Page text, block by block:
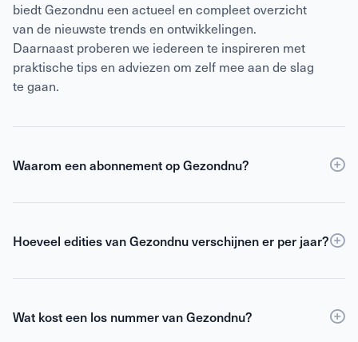
biedt Gezondnu een actueel en compleet overzicht
van de nieuwste trends en ontwikkelingen.
Daarnaast proberen we iedereen te inspireren met
praktische tips en adviezen om zelf mee aan de slag
te gaan.
Waarom een abonnement op Gezondnu?
Eenabonnementop Gezondnu is de slimste keuze
opzichte van losse verkoop én toegang tot de digitale
geïnformeerd en geïnspireerd om het beste uit jezelf
Hoeveel edities van Gezondnu verschijnen er per jaar?
Gezondnu verschijnt 6 keer per jaar.
Wat kost een los nummer van Gezondnu?